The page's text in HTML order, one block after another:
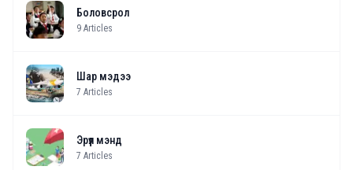
Боловсрол
9 Articles
Шар мэдээ
7 Articles
Эрүүл мэнд
7 Articles